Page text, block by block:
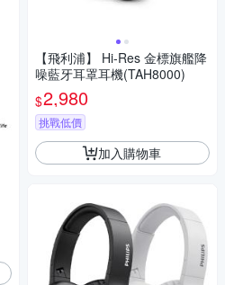
【飛利浦】 Hi-Res 金標旗艦降
噪藍牙耳罩耳機(TAH8000)
$2,980
挑戰低價
加入購物車